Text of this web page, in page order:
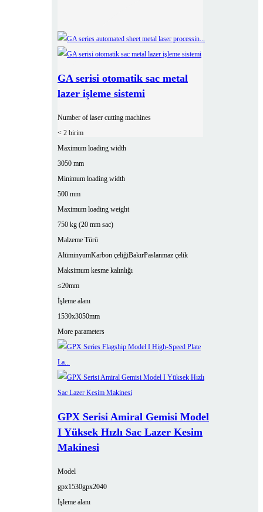
GA serisi otomatik sac metal
lazer işleme sistemi
Number of laser cutting machines
< 2 birim
Maximum loading width
3050 mm
Minimum loading width
500 mm
Maximum loading weight
750 kg (20 mm sac)
Malzeme Türü
AlüminyumKarbon çeliğiBakırPaslanmaz çelik
Maksimum kesme kalınlığı
≤20mm
İşleme alanı
1530x3050mm
More parameters
GPX Serisi Amiral Gemisi Model
I Yüksek Hızlı Sac Lazer Kesim
Makinesi
Model
gpx1530gpx2040
İşleme alanı